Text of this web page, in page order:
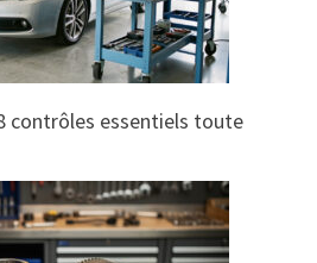
contrôles essentiels toute